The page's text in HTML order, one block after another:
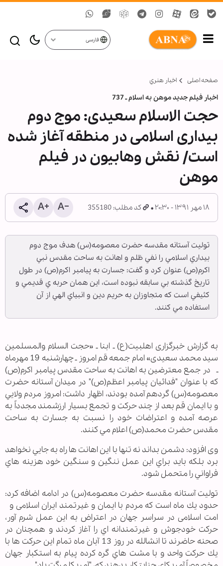
فارسی
صفحه اصلی اخبار هنري
اخبار فیلم جدید موهن به اسلام ـ 737
حجت الاسلام سعیدی: موج دوم
بیداری اسلامی در منطقه آغاز شده
است/ نقش وهابیون در فیلم
موهن
۱۸ مهر ۱۳۹۱ - ۲۰:۳۰ کد مطلب: 355180
تولیت آستانه مقدسه حضرت معصومه(س) هدف موج دوم
بيداري اسلامي را نفي ظلم و اهانت به ساحت مقدس نبي
اكرم(ص) عنوان کرد و گفت: جسارت به پيامبر اکرم(ص) در طول
تاريخ گذشته بي سابقه نبوده است، اين همان حربه ي قديمي و
كثيفي است كه متجاوزان به حريم دين و انبياي الهي از آن
استفاده مي كنند.
به گزارش خبرگزاری اهل‎بیت(ع) ـ ابنا ـ «حجت السلام والمسلمین
سید محمد سعیدی» امام جمعه قم امروز ـ چهارشنبه 19 مهرماه
ـ در جمع معترضين به اهانت به ساحت مقدس پيامبر اكرم(ص)
كه با عنوان "فدائيان پيامبر اعظم(ص)" در ميدان آستانه حضرت
معصومه(س) گردهم آمده بودند، اظهار داشت: امروز مردم ولايي
و با ايمان قم بعد از چند حركت و تجمع بسيار ارزشمند مجدداً به
عرصه آمده و اعتراضات خود را نسبت به جسارت به ساحت
مقدس حضرت محمد(ص) اعلام مي كنند.
وی افزود: دشمن بداند نه تنها با اين اهانت ها راه به جايي نخواهد
برد بلكه بايد براي اين عمل ننگين و سنگين خود هزينه هاي
فراواني را متحمل شود.
تولیت آستانه مقدسه حضرت معصومه(س) در ادامه اضافه کرد:
حدود يك ماه است كه مردم با ايمان و غيرتمند ایران اسلامی و
امت اسلامی در سراسر جهان در اعتراض به اين عمل شرم آور،
حركت خودجوش و غيرتمندانه اي را آغاز كردند و همچنان در
صحنه حاضرند تا انشالله در روز 13 آبان ماه تمام اين حركت ها با
يك حركت واحد و با مشت هاي گره كرده پيام به استكبار جهان